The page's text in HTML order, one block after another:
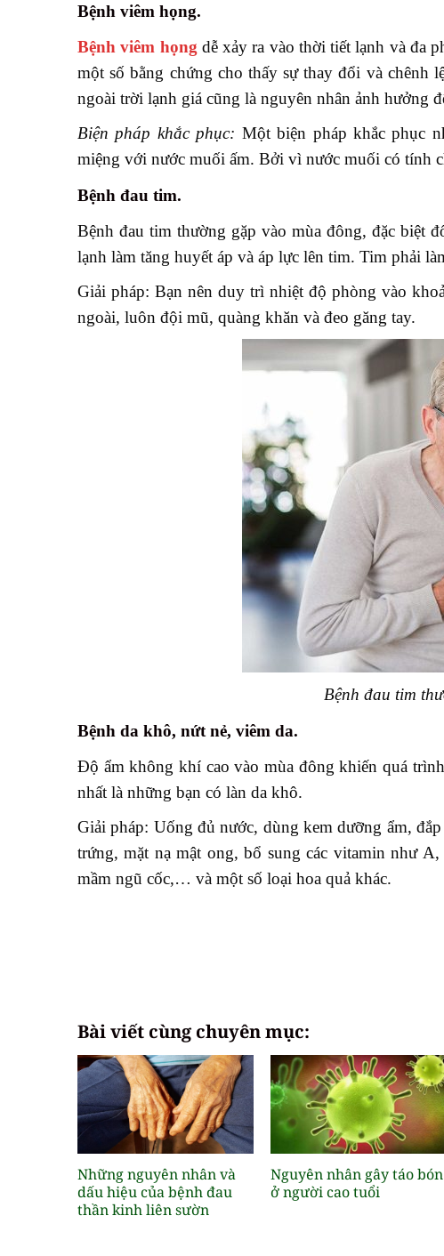
Bệnh viêm họng.
Bệnh viêm họng dễ xảy ra vào thời tiết lạnh và đa
một số bằng chứng cho thấy sự thay đổi và chênh
ngoài trời lạnh giá cũng là nguyên nhân ảnh hưởng
Biện pháp khắc phục: Một biện pháp khắc phục
miệng với nước muối ấm. Bởi vì nước muối có tính
Bệnh đau tim.
Bệnh đau tim thường gặp vào mùa đông, đặc
lạnh làm tăng huyết áp và áp lực lên tim. Tim phải
Giải pháp: Bạn nên duy trì nhiệt độ phòng vào
ngoài, luôn đội mũ, quàng khăn và đeo găng tay.
Bệnh đau tim
Bệnh da khô, nứt nẻ, viêm da.
Độ ẩm không khí cao vào mùa đông khiến quá
nhất là những bạn có làn da khô.
Giải pháp: Uống đủ nước, dùng kem dưỡng ẩm,
trứng, mặt nạ mật ong, bổ sung các vitamin như
mầm ngũ cốc,… và một số loại hoa quả khác.
Bài viết cùng chuyên mục:
Những nguyên nhân và
dấu hiệu của bệnh đau
thần kinh liên sườn
Nguyên nhân gây táo bón
ở người cao tuổi